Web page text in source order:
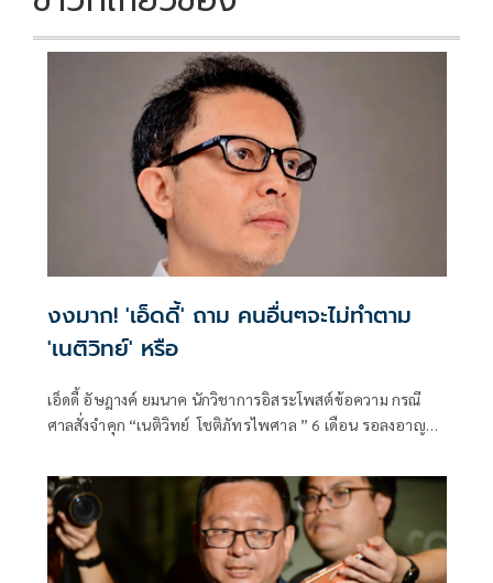
งงมาก! 'เอ็ดดี้' ถาม คนอื่นๆจะไม่ทำตาม
'เนติวิทย์' หรือ
เอ็ดดี้ อัษฎางค์ ยมนาค นักวิชาการอิสระโพสต์ข้อความ กรณี
ศาลสั่งจำคุก “เนติวิทย์ โชติภัทรไพศาล ” 6 เดือน รอลงอาญา 1